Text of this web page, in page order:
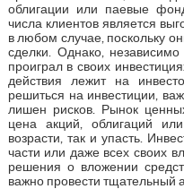
облигации или паевые
числа клиентов является
в любом случае, поскольку
сделки. Однако,
проиграл в своих
действия лежит на
решиться на инвестиции,
лишен рисков. Рынок
цена акций, облигаций
возрасти, так и упасть.
части или даже всех своих
решения о вложении
важно провести тщательный